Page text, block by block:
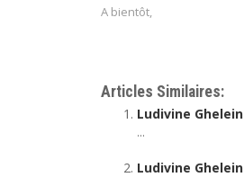
A bientôt,
Articles Similaires:
Ludivine Ghelein
...
Ludivine Ghelein